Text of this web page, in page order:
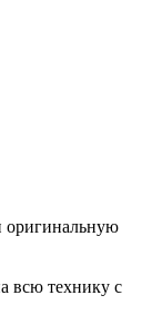
оригинальную
всю технику с